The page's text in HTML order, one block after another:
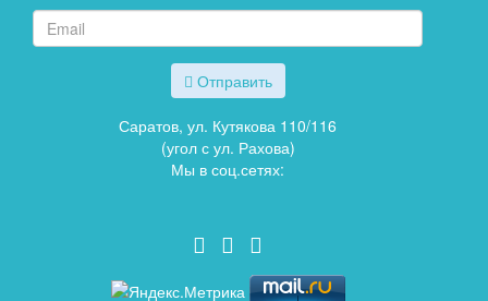
Отправить
Саратов, ул. Кутякова 110/116
(угол с ул. Рахова)
Мы в соц.сетях: